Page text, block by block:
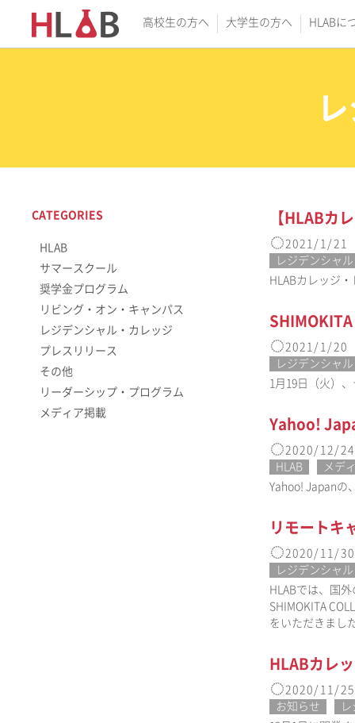
高校生の方へ 大学生の方へ HLABに
【HLABカ
2021/1/21
レジデンシャ
HLABカレッジ
2021/1/20
レジデンシャ
1月19日（火）
Yahoo!
2020/12/24
HLAB
メデ
Yahoo! Japanの
リモートキ
2020/11/30
レジデンシャ
HLABでは、国
SHIMOKITA
をいただきまし
HLABカレ
2020/11/25
お知らせ
CATEGORIES
HLAB
サマースクール
奨学金プログラム
リビング・オン・キャンパス
レジデンシャル・カレッジ
プレスリリース
その他
リーダーシップ・プログラム
メディア掲載